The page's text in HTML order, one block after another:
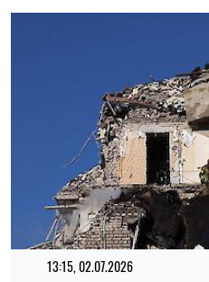
13:15, 02.07.2026